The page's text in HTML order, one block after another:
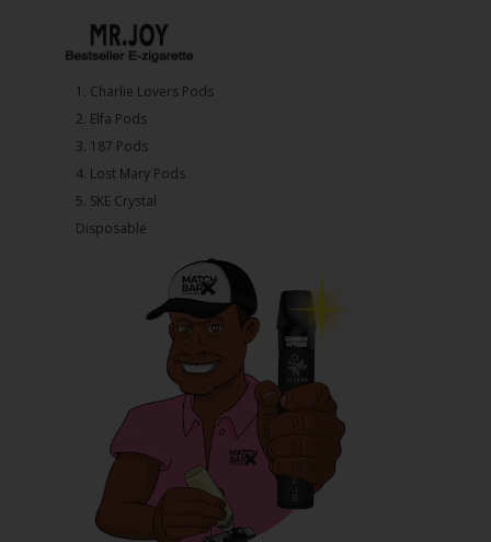
1.⁠ ⁠Charlie Lovers Pods
2.⁠ ⁠⁠Elfa Pods
3.⁠ ⁠⁠187 Pods
4.⁠ ⁠⁠Lost Mary Pods
5.⁠ ⁠⁠SKE Crystal
Disposable